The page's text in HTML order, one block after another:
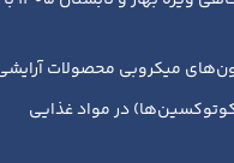
میکروبی محصولات
در مواد غذایی